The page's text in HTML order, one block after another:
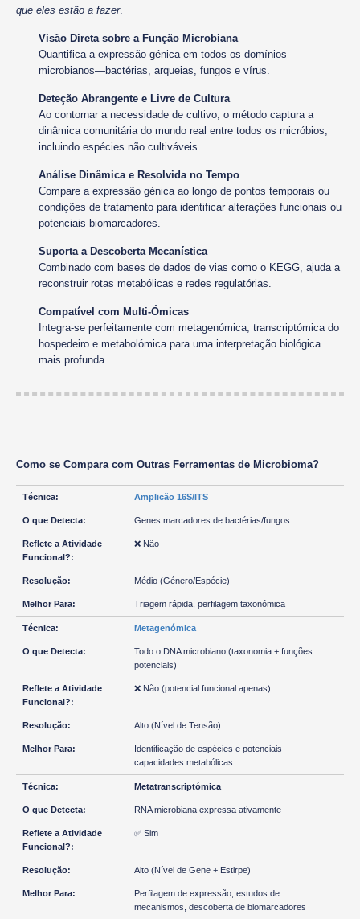
que eles estão a fazer.
Visão Direta sobre a Função Microbiana
Quantifica a expressão génica em todos os domínios
microbianos—bactérias, arqueias, fungos e vírus.
Deteção Abrangente e Livre de Cultura
Ao contornar a necessidade de cultivo, o método captura a
dinâmica comunitária do mundo real entre todos os micróbios,
incluindo espécies não cultiváveis.
Análise Dinâmica e Resolvida no Tempo
Compare a expressão génica ao longo de pontos temporais ou
condições de tratamento para identificar alterações funcionais ou
potenciais biomarcadores.
Suporta a Descoberta Mecanística
Combinado com bases de dados de vias como o KEGG, ajuda a
reconstruir rotas metabólicas e redes regulatórias.
Compatível com Multi-Ómicas
Integra-se perfeitamente com metagenómica, transcriptómica do
hospedeiro e metabolómica para uma interpretação biológica
mais profunda.
Como se Compara com Outras Ferramentas de Microbioma?
Amplicão 16S/ITS
Genes marcadores de bactérias/fungos
❌ Não
Médio (Género/Espécie)
Triagem rápida, perfilagem taxonómica
Metagenómica
Todo o DNA microbiano (taxonomia + funções
potenciais)
❌ Não (potencial funcional apenas)
Alto (Nível de Tensão)
Identificação de espécies e potenciais
capacidades metabólicas
Metatranscriptómica
RNA microbiana expressa ativamente
✅ Sim
Alto (Nível de Gene + Estirpe)
Perfilagem de expressão, estudos de
mecanismos, descoberta de biomarcadores